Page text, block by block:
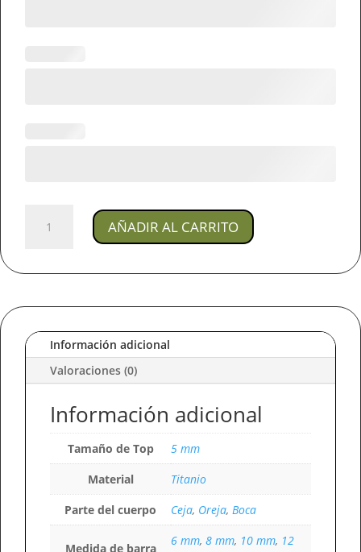
Piercing
Titanio
Oreja,
Ceja,
Boca
Ombligo
cantidad
AÑADIR AL CARRITO
Información adicional
Valoraciones (0)
Información adicional
Tamaño de Top
5 mm
Material
Titanio
Parte del cuerpo
Ceja, Oreja, Boca
Medida de barra
6 mm, 8 mm, 10 mm, 12